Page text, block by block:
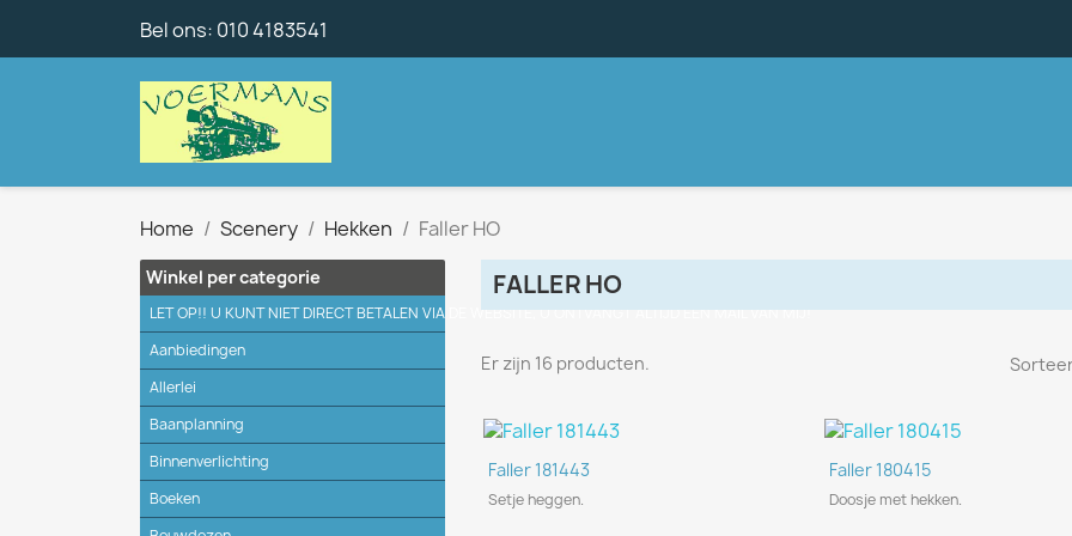
Bel ons: 010 4183541
Home Scenery Hekken Faller HO
Winkel per categorie
LET OP!! U KUNT NIET DIRECT BETALEN VIA DE WEBSITE, U ONTVANGT ALTIJD EEN MAIL VAN MIJ!
Aanbiedingen
Allerlei
Baanplanning
Binnenverlichting
Boeken
FALLER HO
Er zijn 16 producten.
Snel bekijken
Faller 181443
Setje heggen.
Snel bekijken
Faller 180415
Doosje met hekken.